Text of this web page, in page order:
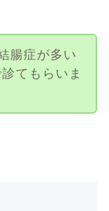
腸症が多い
てもらいま